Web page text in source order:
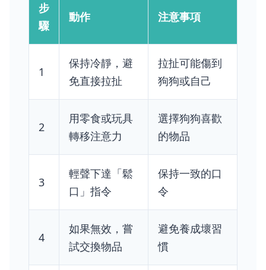
步
驟
動作 注意事項
1
保持冷靜，避
免直接拉扯
拉扯可能傷到
狗狗或自己
2
用零食或玩具
轉移注意力
選擇狗狗喜歡
的物品
3
輕聲下達「鬆
口」指令
保持一致的口
令
4
如果無效，嘗
試交換物品
避免養成壞習
慣